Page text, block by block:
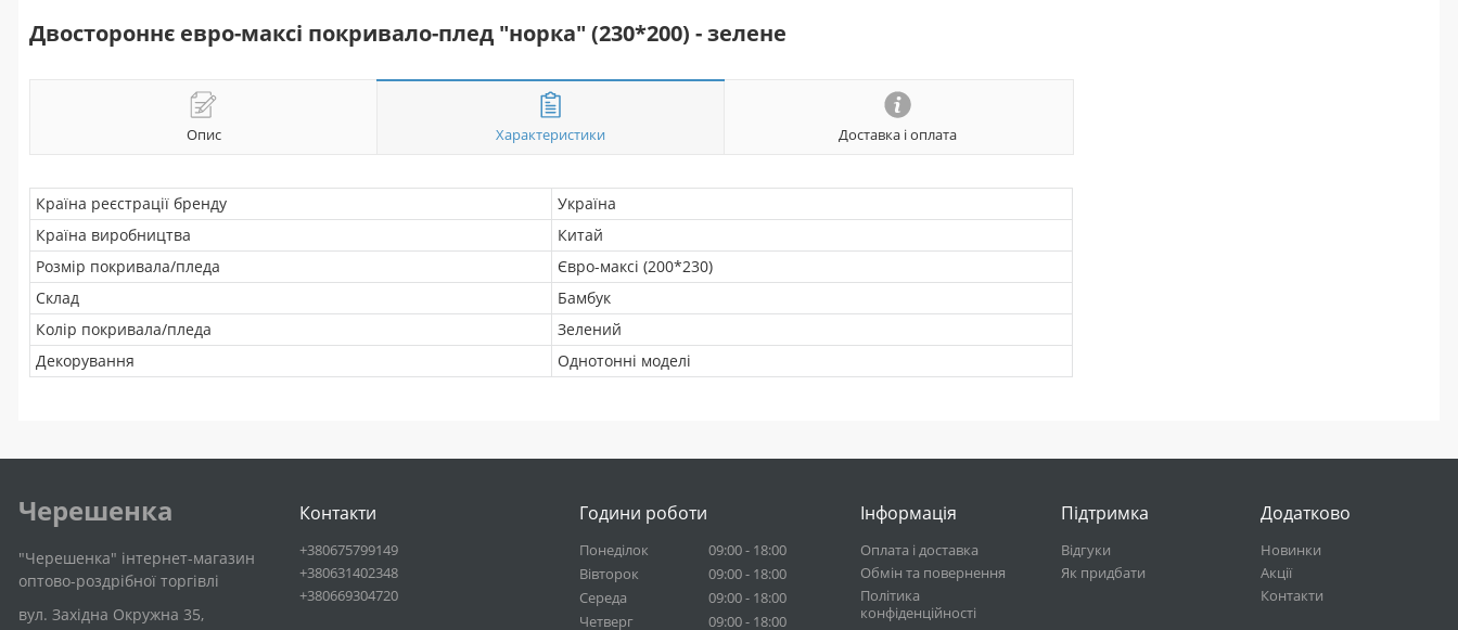
Двостороннє евро-максі покривало-плед "норка" (230*200) - зелене
Опис Характеристики Доставка і оплата
Країна реєстрації бренду
Україна
Країна виробництва
Китай
Розмір покривала/пледа
Євро-максі (200*230)
Склад
Бамбук
Колір покривала/пледа
Зелений
Декорування
Однотонні моделі
Черешенка
"Черешенка" інтернет-магазин
оптово-роздрібної торгівлі
вул. Західна Окружна 35,
Контакти
+380675799149
+380631402348
+380669304720
Години роботи
Понеділок
09:00 - 18:00
Вівторок
09:00 - 18:00
Середа
09:00 - 18:00
Четверг
09:00 - 18:00
Інформація
Оплата і доставка
Обмін та повернення
Політика
конфіденційності
Підтримка
Відгуки
Як придбати
Додатково
Новинки
Акції
Контакти